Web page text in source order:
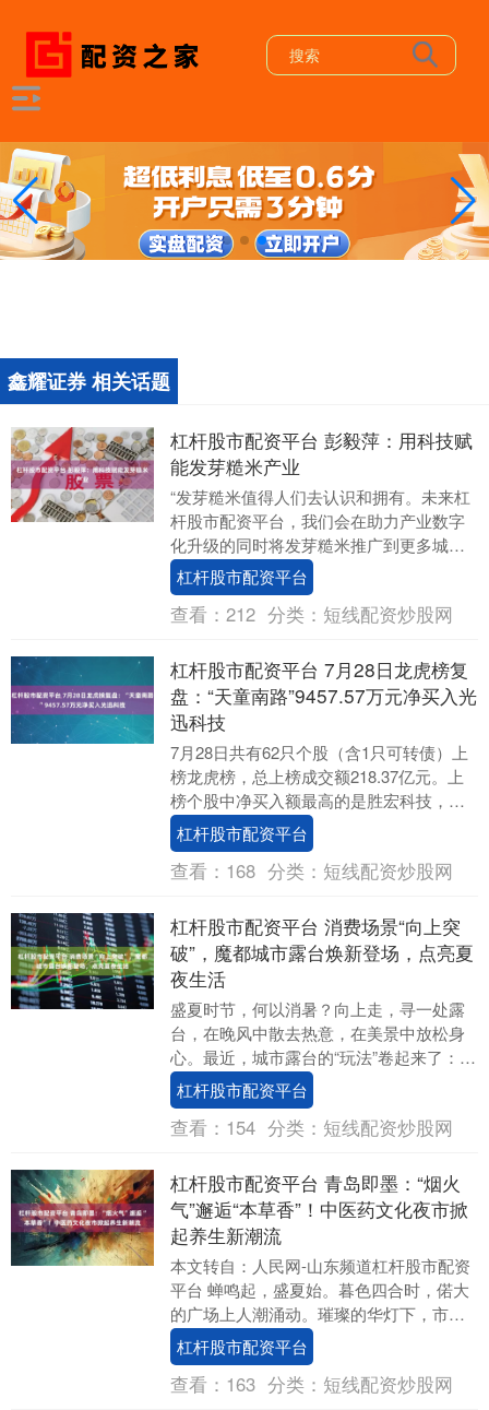
鑫耀证券 相关话题
杠杆股市配资平台 彭毅萍：用科技赋
能发芽糙米产业
“发芽糙米值得人们去认识和拥有。未来杠
杆股市配资平台，我们会在助力产业数字
化升级的同时将发芽糙米推广到更多城
市。”广东发芽红生物科技有限公司（以下
简称“广东发芽....
杠杆股市配资平台
查看： 212 分类： 短线配资炒股网
杠杆股市配资平台 7月28日龙虎榜复
盘：“天童南路”9457.57万元净买入光
迅科技
7月28日共有62只个股（含1只可转债）上
榜龙虎榜，总上榜成交额218.37亿元。上
榜个股中净买入额最高的是胜宏科技，金
额为11.89亿元。 当天，游资席位净买....
杠杆股市配资平台
查看： 168 分类： 短线配资炒股网
杠杆股市配资平台 消费场景“向上突
破”，魔都城市露台焕新登场，点亮夏
夜生活
盛夏时节，何以消暑？向上走，寻一处露
台，在晚风中散去热意，在美景中放松身
心。最近，城市露台的“玩法”卷起来了：老
百货里开出了音乐酒吧，露天演唱会的音
浪与街区灯火....
杠杆股市配资平台
查看： 154 分类： 短线配资炒股网
杠杆股市配资平台 青岛即墨：“烟火
气”邂逅“本草香”！中医药文化夜市掀
起养生新潮流
本文转自：人民网-山东频道杠杆股市配资
平台 蝉鸣起，盛夏始。暮色四合时，偌大
的广场上人潮涌动。璀璨的华灯下，市民
在一个个药香氤氲的“摊位”前流连忘返，享
受着集诊....
杠杆股市配资平台
查看： 163 分类： 短线配资炒股网